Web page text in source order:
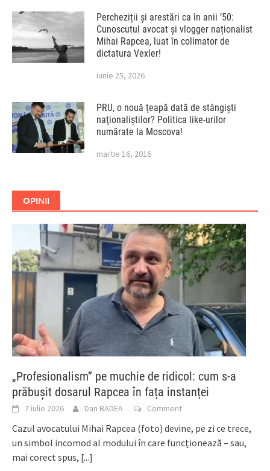
Percheziții și arestări ca în anii ’50:
Cunoscutul avocat și vlogger naționalist
Mihai Rapcea, luat în colimator de
dictatura Vexler!
iunie 25, 2026
PRU, o nouă ţeapă dată de stângişti
naţionaliştilor? Politica like-urilor
numărate la Moscova!
martie 16, 2016
OPINII
„Profesionalism” pe muchie de ridicol: cum s-a
prăbușit dosarul Rapcea în fața instanței
7 iulie 2026 Dan BADEA Comment
Cazul avocatului Mihai Rapcea (foto) devine, pe zi ce trece,
un simbol incomod al modului în care funcționează – sau,
mai corect spus, [...]